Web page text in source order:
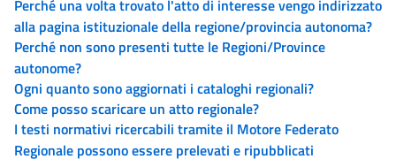
Perché una volta trovato l'atto di interesse vengo indirizzato
alla pagina istituzionale della regione/provincia autonoma?
Perché non sono presenti tutte le Regioni/Province
autonome?
Ogni quanto sono aggiornati i cataloghi regionali?
Come posso scaricare un atto regionale?
I testi normativi ricercabili tramite il Motore Federato
Regionale possono essere prelevati e ripubblicati